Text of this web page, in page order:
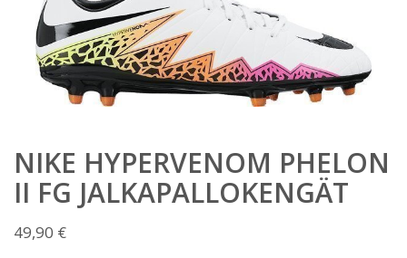
NIKE HYPERVENOM PHELON
II FG JALKAPALLOKENGÄT
49,90 €